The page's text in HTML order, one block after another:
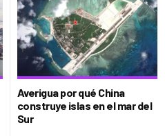
Averigua por qué China
construye islas en el mar del
Sur